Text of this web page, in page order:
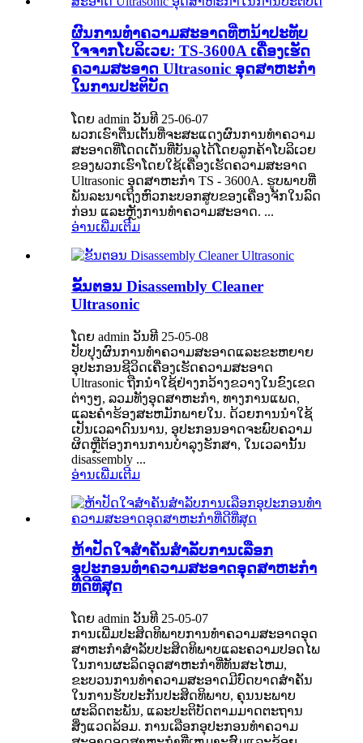
ຜົນການທໍາຄວາມສະອາດທີ່ຫນ້າປະທັບ
ໃຈຈາກໂບລິເວຍ: TS-3600A ເຄື່ອງເຮັດ
ຄວາມສະອາດ Ultrasonic ອຸດສາຫະກໍາ
ໃນການປະຕິບັດ
ໂດຍ admin ວັນທີ 25-06-07
ພວກເຮົາຕື່ນເຕັ້ນທີ່ຈະສະແດງຜົນການທໍາຄວາມ
ສະອາດທີ່ໂດດເດັ່ນທີ່ບັນລຸໄດ້ໂດຍລູກຄ້າໂບລິເວຍ
ຂອງພວກເຮົາໂດຍໃຊ້ເຄື່ອງເຮັດຄວາມສະອາດ
Ultrasonic ອຸດສາຫະກໍາ TS - 3600A. ຮູບພາບທີ່
ພັນລະນາເຖິງຫົວກະບອກສູບຂອງເຄື່ອງຈັກໃນລົດ
ກ່ອນ ແລະຫຼັງການທໍາຄວາມສະອາດ. ...
ອ່ານເພີ່ມເຕີມ
ຂັ້ນຕອນ Disassembly Cleaner
Ultrasonic
ໂດຍ admin ວັນທີ 25-05-08
ປັບປຸງຜົນການທໍາຄວາມສະອາດແລະຂະຫຍາຍ
ອຸປະກອນຊີວິດເຄື່ອງເຮັດຄວາມສະອາດ
Ultrasonic ຖືກນໍາໃຊ້ຢ່າງກວ້າງຂວາງໃນຂົງເຂດ
ຕ່າງໆ, ລວມທັງອຸດສາຫະກໍາ, ທາງການແພດ,
ແລະຄໍາຮ້ອງສະຫມັກພາຍໃນ. ດ້ວຍການນໍາໃຊ້
ເປັນເວລາດົນນານ, ອຸປະກອນອາດຈະພົບຄວາມ
ຜິດຫຼືຕ້ອງການການບໍາລຸງຮັກສາ, ໃນເວລານັ້ນ
disassembly ...
ອ່ານເພີ່ມເຕີມ
ຫ້າປັດໃຈສໍາຄັນສໍາລັບການເລືອກ
ອຸປະກອນທໍາຄວາມສະອາດອຸດສາຫະກໍາ
ທີ່ດີທີ່ສຸດ
ໂດຍ admin ວັນທີ 25-05-07
ການເພີ່ມປະສິດທິພາບການທໍາຄວາມສະອາດອຸດ
ສາຫະກໍາສໍາລັບປະສິດທິພາບແລະຄວາມປອດໄພ
ໃນການຜະລິດອຸດສາຫະກໍາທີ່ທັນສະໄຫມ,
ຂະບວນການທໍາຄວາມສະອາດມີບົດບາດສໍາຄັນ
ໃນການຮັບປະກັນປະສິດທິພາບ, ຄຸນນະພາບ
ຜະລິດຕະພັນ, ແລະປະຕິບັດຕາມມາດຕະຖານ
ສິ່ງແວດລ້ອມ. ການເລືອກອຸປະກອນທໍາຄວາມ